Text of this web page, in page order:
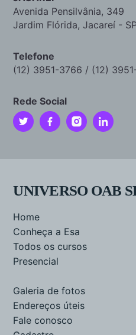
Avenida Pensilvânia, 349
Jardim Flórida, Jacareí -
Telefone
(12) 3951-3766 / (12)
Rede Social
UNIVERSO OAB
Home
Conheça a Esa
Todos os cursos
Presencial
Galeria de fotos
Endereços úteis
Fale conosco